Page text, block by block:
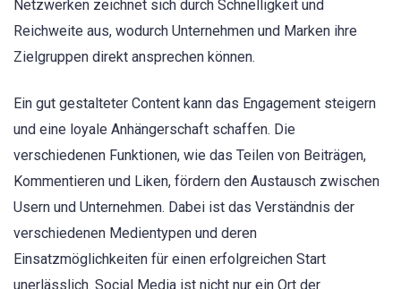
Netzwerken zeichnet sich durch Schnelligkeit und
Reichweite aus, wodurch Unternehmen und Marken ihre
Zielgruppen direkt ansprechen können.
Ein gut gestalteter Content kann das Engagement steigern
und eine loyale Anhängerschaft schaffen. Die
verschiedenen Funktionen, wie das Teilen von Beiträgen,
Kommentieren und Liken, fördern den Austausch zwischen
Usern und Unternehmen. Dabei ist das Verständnis der
verschiedenen Medientypen und deren
Einsatzmöglichkeiten für einen erfolgreichen Start
unerlässlich. Social Media ist nicht nur ein Ort der